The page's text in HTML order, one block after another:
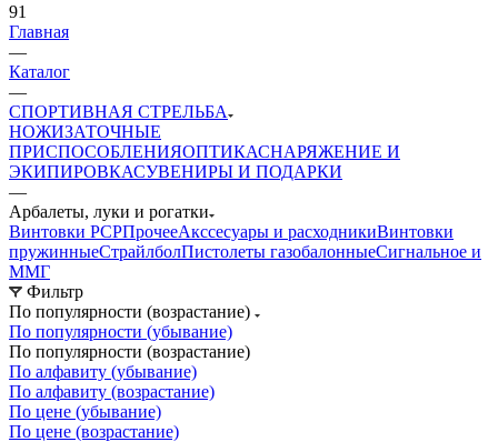
91
Главная
—
Каталог
—
СПОРТИВНАЯ СТРЕЛЬБА
НОЖИЗАТОЧНЫЕ
ПРИСПОСОБЛЕНИЯОПТИКАСНАРЯЖЕНИЕ И
ЭКИПИРОВКАСУВЕНИРЫ И ПОДАРКИ
—
Арбалеты, луки и рогатки
Винтовки PCPПрочееАкссесуары и расходникиВинтовки
пружинныеСтрайлболПистолеты газобалонныеСигнальное и
ММГ
Фильтр
По популярности (возрастание)
По популярности (убывание)
По популярности (возрастание)
По алфавиту (убывание)
По алфавиту (возрастание)
По цене (убывание)
По цене (возрастание)